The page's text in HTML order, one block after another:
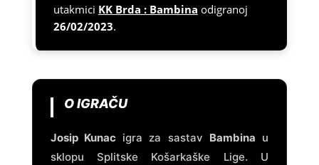
utakmici KK Brda : Bambina odigranoj
26/02/2023.
O IGRAČU
Josip Kunac igra za sastav Bambina u
sklopu Splitske Košarkaške Lige. U